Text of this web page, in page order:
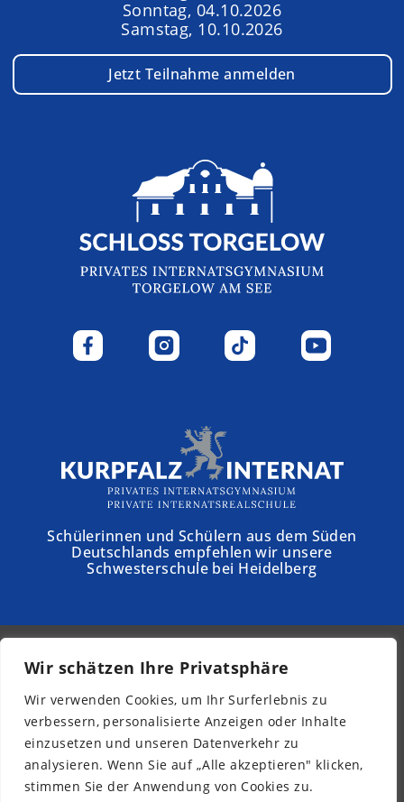
Wir schätzen Ihre Privatsphäre
Wir verwenden Cookies, um Ihr Surferlebnis zu
verbessern, personalisierte Anzeigen oder Inhalte
einzusetzen und unseren Datenverkehr zu
analysieren. Wenn Sie auf „Alle akzeptieren" klicken,
stimmen Sie der Anwendung von Cookies zu.
Sonntag, 04.10.2026
Samstag, 10.10.2026
Jetzt Teilnahme anmelden
Schülerinnen und Schülern aus dem Süden
Deutschlands empfehlen wir unsere
Schwesterschule bei Heidelberg
© 2026 - Schloss Torgelow
Newsletter
Impressum
Datenschutz
Barrierefreiheit